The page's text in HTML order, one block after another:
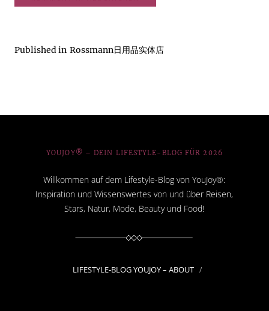
Published in Rossmann日用品实体店
YOUJOY® – DEIN LIFESTYLE-BLOG FÜR 2026
Willkommen auf dem Lifestyle-Blog von YouJoy®:
Inspiration und Wissenswertes von und über Reisen,
Stars, Natur, Mode, Beauty und Food!
LIFESTYLE-BLOG YOUJOY – ABOUT